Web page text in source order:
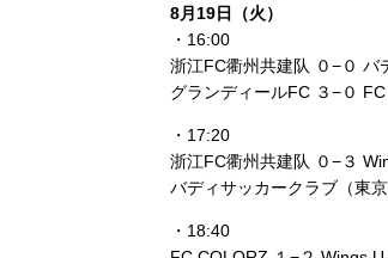
8月19日（火）
・16:00
浙江FC衢州共建队 ０−０ バ
グランディールFC ３−０ FC
・17:20
浙江FC衢州共建队 ０−３
バディサッカークラブ（東
・18:40